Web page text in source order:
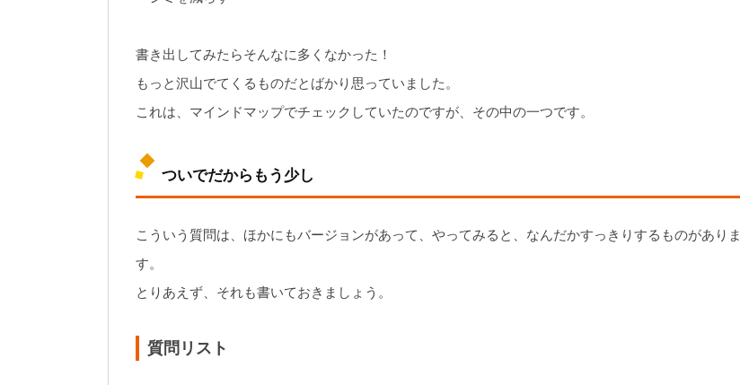
書き出してみたらそんなに多くなかった！
もっと沢山でてくるものだとばかり思っていました。
これは、マインドマップでチェックしていたのですが、その中の一つです。
ついでだからもう少し
こういう質問は、ほかにもバージョンがあって、やってみると、なんだかすっきりするものがありま
す。
とりあえず、それも書いておきましょう。
質問リスト